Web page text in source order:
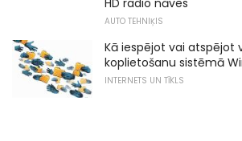
HD radio nāves
AUTO TEHNIĶIS
Kā iespējot vai atspējot
koplietošanu sistēmā
INTERNETS UN TĪKLS